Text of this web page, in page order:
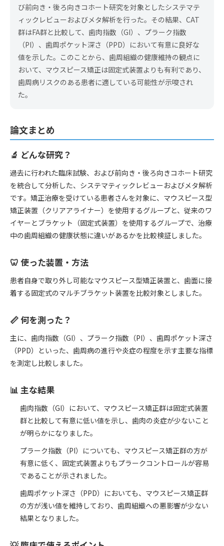
び前向き・後ろ向きコホート研究を対象としたシステマテ
ィックレビューおよびメタ解析を行った。その結果、CAT
群はFA群と比較して、歯肉指数（GI）、プラーク指数
（PI）、歯周ポケット深さ（PPD）において有意に良好な
値を示した。このことから、歯周組織の健康維持の観点に
おいて、マウスピース矯正は固定式装置よりも有利であり、
歯周病リスクのある患者に適している可能性が示唆され
た。
論文まとめ
🔬 どんな研究？
過去に行われた臨床試験、および前向き・後ろ向きコホート研究
を統合して分析した、システマティックレビューおよびメタ解析
です。矯正治療を受けている患者さんを対象に、マウスピース型
矯正装置（クリアアライナー）を使用するグループと、従来のワ
イヤーとブラケット（固定式装置）を使用するグループで、治療
中の歯周組織の健康状態に違いがあるかを比較検証しました。
🦷 使った装置・方法
患者自身で取り外し可能なマウスピース型矯正装置と、歯面に接
着する固定式のマルチブラケット装置を比較対象としました。
📏 何を測った？
主に、歯肉指数（GI）、プラーク指数（PI）、歯周ポケット深さ
（PPD）といった、歯周病の進行や炎症の程度を示す主要な指標
を測定し比較しました。
📊 主な結果
歯肉指数（GI）において、マウスピース矯正群は固定式装置
群と比較して有意に低い値を示し、歯肉の炎症が少ないこと
が明らかになりました。
プラーク指数（PI）についても、マウスピース矯正群の方が
有意に低く、固定式装置よりもプラークコントロールが容易
であることが示されました。
歯周ポケット深さ（PPD）においても、マウスピース矯正群
の方が浅い値を維持しており、歯周組織への悪影響が少ない
結果となりました。